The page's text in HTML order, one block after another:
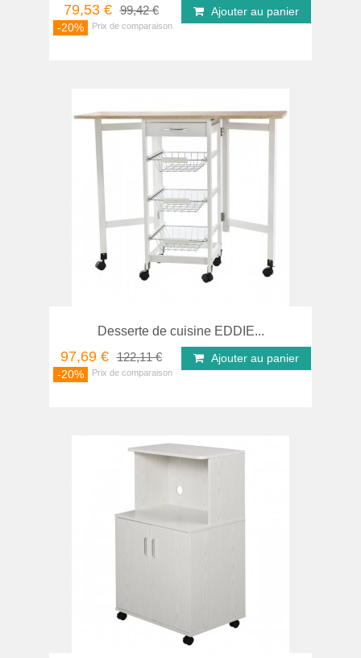
79,53 € 99,42 €
-20%
Ajouter au panier
Desserte de cuisine EDDIE...
97,69 € 122,11 €
-20%
Ajouter au panier